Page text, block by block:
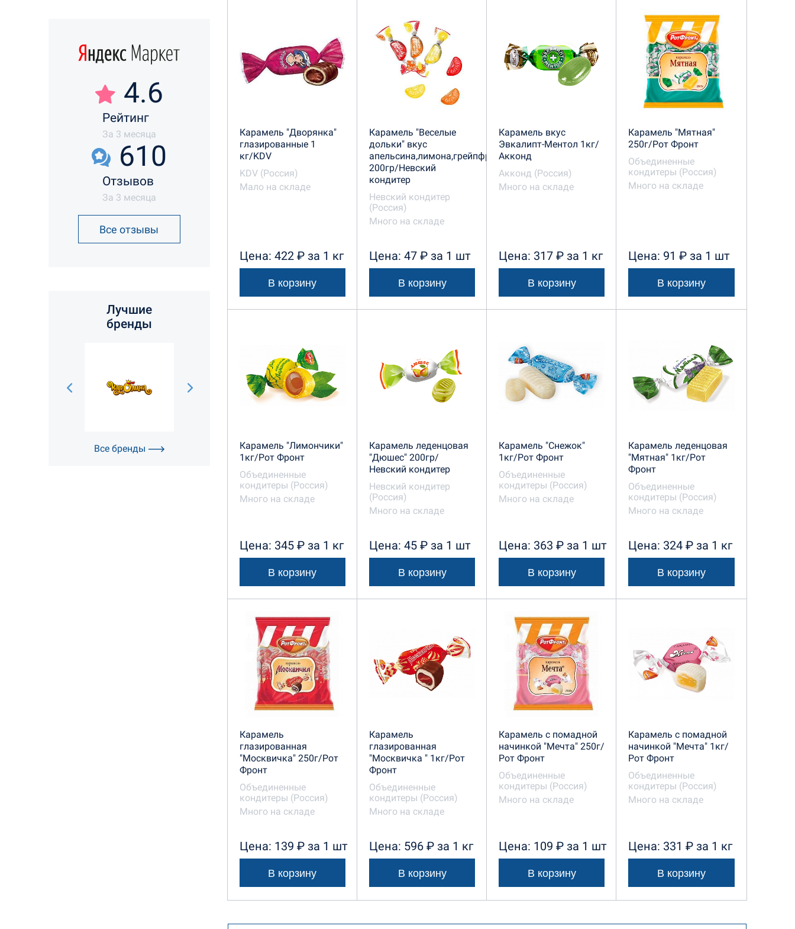
4.6
Рейтинг
За 3 месяца
610
Отзывов
За 3 месяца
Все отзывы
Лучшие
бренды
Все бренды
Карамель "Дворянка"
глазированные 1
кг/KDV
KDV (Россия)
Мало на складе
Цена: 422 ₽ за 1 кг
В корзину
Карамель "Веселые
дольки" вкус
апельсина,лимона,грейпфрута
200гр/Невский
кондитер
Невский кондитер
(Россия)
Много на складе
Цена: 47 ₽ за 1 шт
В корзину
Карамель вкус
Эвкалипт-Ментол 1кг/
Акконд
Акконд (Россия)
Много на складе
Цена: 317 ₽ за 1 кг
В корзину
Карамель "Мятная"
250г/Рот Фронт
Объединенные
кондитеры (Россия)
Много на складе
Цена: 91 ₽ за 1 шт
В корзину
Карамель "Лимончики"
1кг/Рот Фронт
Объединенные
кондитеры (Россия)
Много на складе
Цена: 345 ₽ за 1 кг
В корзину
Карамель леденцовая
"Дюшес" 200гр/
Невский кондитер
Невский кондитер
(Россия)
Много на складе
Цена: 45 ₽ за 1 шт
В корзину
Карамель "Снежок"
1кг/Рот Фронт
Объединенные
кондитеры (Россия)
Много на складе
Цена: 363 ₽ за 1 шт
В корзину
Карамель леденцовая
"Мятная" 1кг/Рот
Фронт
Объединенные
кондитеры (Россия)
Много на складе
Цена: 324 ₽ за 1 кг
В корзину
Карамель
глазированная
"Москвичка" 250г/Рот
Фронт
Объединенные
кондитеры (Россия)
Много на складе
Цена: 139 ₽ за 1 шт
В корзину
Карамель
глазированная
"Москвичка " 1кг/Рот
Фронт
Объединенные
кондитеры (Россия)
Много на складе
Цена: 596 ₽ за 1 кг
В корзину
Карамель с помадной
начинкой "Мечта" 250г/
Рот Фронт
Объединенные
кондитеры (Россия)
Много на складе
Цена: 109 ₽ за 1 шт
В корзину
Карамель с помадной
начинкой "Мечта" 1кг/
Рот Фронт
Объединенные
кондитеры (Россия)
Много на складе
Цена: 331 ₽ за 1 кг
В корзину